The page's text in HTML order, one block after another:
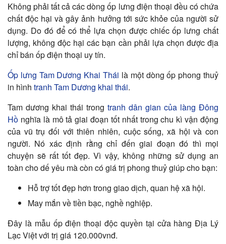
Không phải tất cả các dòng ốp lưng điện thoại đều có chứa
chất độc hại và gây ảnh hưởng tới sức khỏe của người sử
dụng. Do đó để có thể lựa chọn được chiếc ốp lưng chất
lượng, không độc hại các bạn cần phải lựa chọn được địa
chỉ bán ốp điện thoại uy tín.
Ốp lưng Tam Dương Khai Thái là một dòng ốp phong thuỷ
in hình tranh Tam Dương khai thái.
Tam dương khai thái trong tranh dân gian của làng Đông
Hồ nghĩa là mô tả giai đoạn tốt nhất trong chu kì vận động
của vũ trụ đối với thiên nhiên, cuộc sống, xã hội và con
người. Nó xác định rằng chỉ đến giai đoạn đó thì mọi
chuyện sẽ rất tốt đẹp. Vì vậy, không những sử dụng an
toàn cho dế yêu mà còn có giá trị phong thuỷ giúp cho bạn:
Hỗ trợ tốt đẹp hơn trong giao dịch, quan hệ xã hội.
May mắn về tiền bạc, nghề nghiệp.
Đây là mẫu ốp điện thoại độc quyền tại cửa hàng Địa Lý
Lạc Việt với trị giá 120.000vnđ.